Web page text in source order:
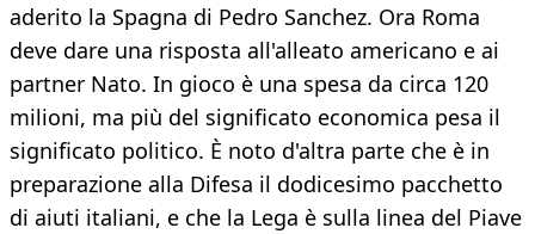
aderito la Spagna di Pedro Sanchez. Ora Roma
deve dare una risposta all'alleato americano e ai
partner Nato. In gioco è una spesa da circa 120
milioni, ma più del significato economica pesa il
significato politico. È noto d'altra parte che è in
preparazione alla Difesa il dodicesimo pacchetto
di aiuti italiani, e che la Lega è sulla linea del Piave